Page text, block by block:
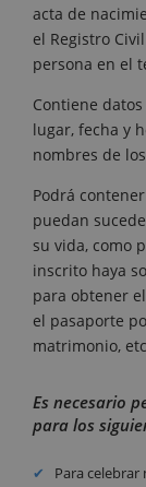
acta de
el Registro
persona en el
Contiene
lugar, fecha y
nombres de
Podrá
puedan
su vida, como
inscrito haya
para obtener
el pasaporte
matrimonio,
Es necesario
para los
Para